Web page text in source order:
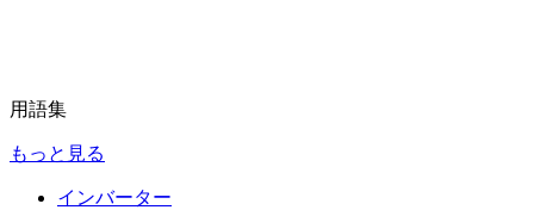
用語集
もっと見る
インバーター